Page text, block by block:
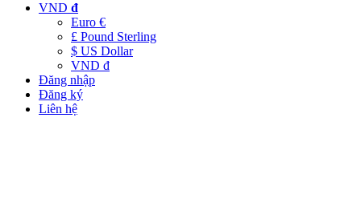
VND đ
Euro €
£ Pound Sterling
$ US Dollar
VND đ
Đăng nhập
Đăng ký
Liên hệ